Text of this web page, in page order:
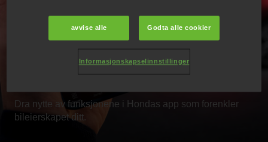
FEM FORDELER MED MY
HONDA+
Dra nytte av funksjonene i Hondas app som forenkler
bileierskapet ditt.
avvise alle Godta alle cookier
Informasjonskapselinnstillinger